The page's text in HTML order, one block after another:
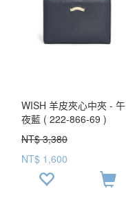
WISH 羊皮夾心中夾 - 午
夜藍 ( 222-866-69 )
USD$ 122.9
NT$ 3,380
NT$ 1,600